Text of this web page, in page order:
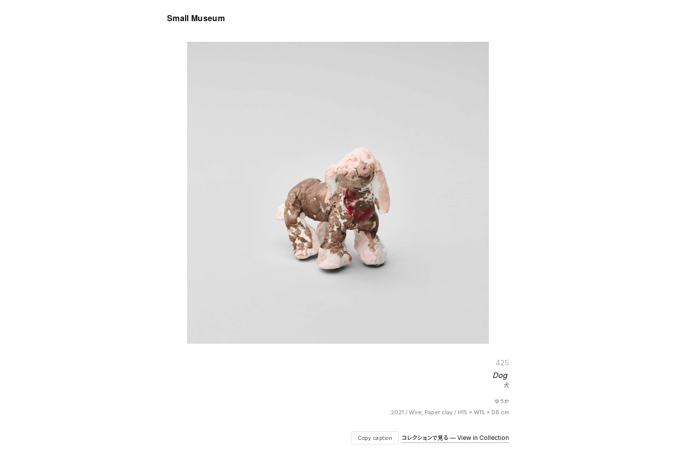
Small Museum
425
Dog
犬
ゆうか
2021 / Wire, Paper clay / H15 × W15 × D8 cm
Copy caption コレクションで見る — View in Collection